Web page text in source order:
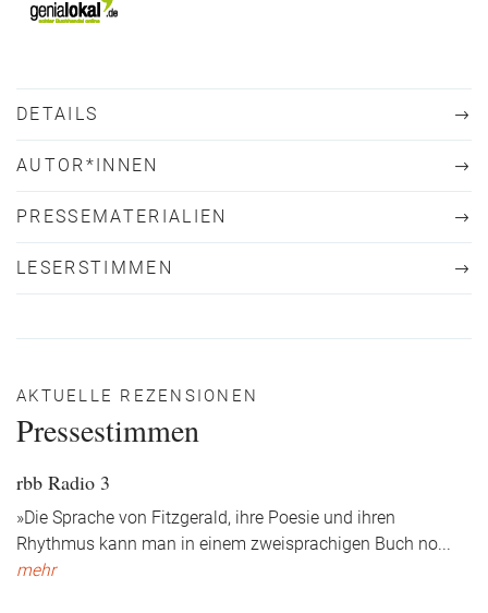
DETAILS
AUTOR*INNEN
PRESSEMATERIALIEN
LESERSTIMMEN
AKTUELLE REZENSIONEN
Pressestimmen
rbb Radio 3
»Die Sprache von Fitzgerald, ihre Poesie und ihren
Rhythmus kann man in einem zweisprachigen Buch no...
mehr